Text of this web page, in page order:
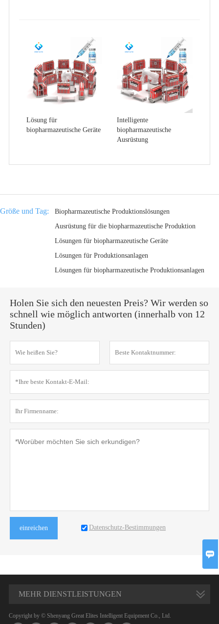
Lösung für
biopharmazeutische Geräte
Intelligente
biopharmazeutische
Ausrüstung
Größe und Tag:
Biopharmazeutische Produktionslösungen
Ausrüstung für die biopharmazeutische Produktion
Lösungen für biopharmazeutische Geräte
Lösungen für Produktionsanlagen
Lösungen für biopharmazeutische Produktionsanlagen
Holen Sie sich den neuesten Preis? Wir werden so
schnell wie möglich antworten (innerhalb von 12
Stunden)
einreichen Datenschutz-Bestimmungen
MEHR DIENSTLEISTUNGEN
Copyright by © Shenyang Great Elites Intelligent Equipment Co., Ltd.
